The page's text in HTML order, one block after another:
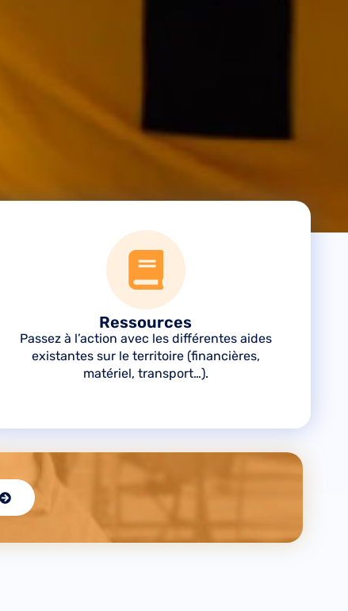
Ressources
Passez à l’action avec les différentes aides
existantes sur le territoire (financières,
matériel, transport…).